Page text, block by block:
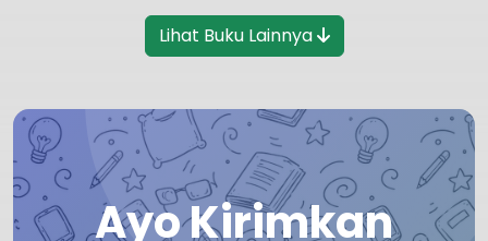
Lihat Buku Lainnya
Ayo Kirimkan